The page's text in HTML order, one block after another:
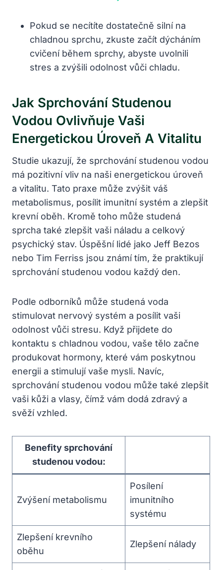
Pokud se necítíte dostatečně silní na
chladnou sprchu, zkuste začít dýcháním
cvičení během sprchy, abyste uvolnili
stres a zvýšili odolnost vůči chladu.
Jak Sprchování Studenou
Vodou Ovlivňuje ⁢vaši
Energetickou ⁤úroveň A Vitalitu
Studie ukazují, že sprchování studenou vodou
má pozitivní vliv na naši energetickou úroveň
a vitalitu. ⁣Tato praxe může zvýšit váš
metabolismus, posílit imunitní systém a zlepšit
krevní oběh. Kromě toho může studená
sprcha také zlepšit vaši⁣ náladu a celkový
psychický stav. Úspěšní lidé jako Jeff Bezos
‌nebo Tim ⁤Ferriss jsou známí tím, že praktikují
sprchování studenou vodou každý den.
Podle odborníků může studená voda
stimulovat nervový systém ⁣a posílit ​vaši
odolnost vůči stresu. Když přijdete do
kontaktu s chladnou vodou,‍ vaše tělo‍ začne
produkovat hormony,‍ které vám⁢ poskytnou
energii​ a stimulují vaše mysli. Navíc,​
sprchování studenou vodou může také zlepšit
vaši kůži a vlasy, čímž vám dodá zdravý a
svěží vzhled.
Benefity sprchování
studenou vodou:
Zvýšení ​metabolismu
Posílení
imunitního
systému
Zlepšení krevního
oběhu
Zlepšení nálady